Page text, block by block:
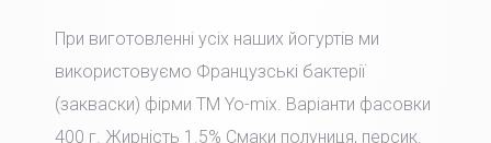
При виготовленні усіх наших йогуртів ми
використовуємо Французські бактерії
(закваски) фірми TM Yo-mix. Варіанти фасовки
400 г. Жирність 1.5% Смаки полуниця, персик.